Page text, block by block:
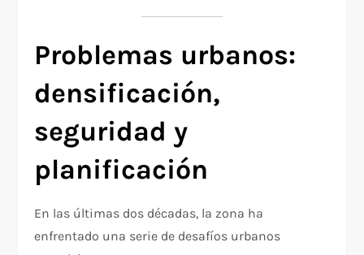
Problemas urbanos:
densificación,
seguridad y
planificación
En las últimas dos décadas, la zona ha
enfrentado una serie de desafíos urbanos